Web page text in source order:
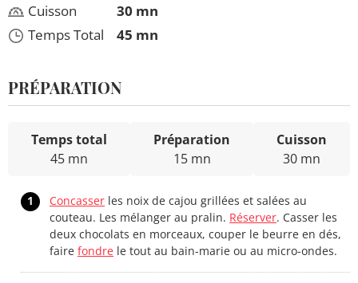
Cuisson
Temps Total
30 mn
45 mn
PRÉPARATION
Temps total
45 mn
Préparation
15 mn
Cuisson
30 mn
1 Concasser les noix de cajou grillées et salées au
couteau. Les mélanger au pralin. Réserver. Casser les
deux chocolats en morceaux, couper le beurre en dés,
faire fondre le tout au bain-marie ou au micro-ondes.